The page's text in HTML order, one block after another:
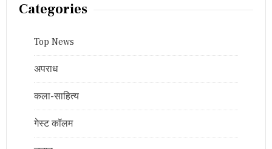
Categories
Top News
अपराध
कला-साहित्य
गेस्ट कॉलम